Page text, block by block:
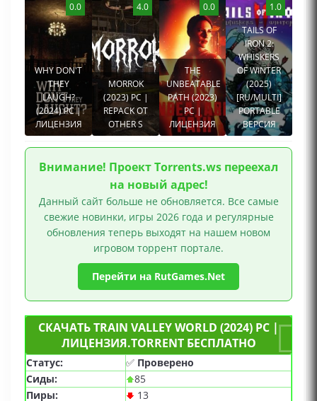
0.0
WHY DON'T
THEY
LAUGH?
(2024) PC |
ЛИЦЕНЗИЯ
4.0
MORROK
(2023) PC |
REPACK ОТ
OTHER S
0.0
THE
UNBEATABLE
PATH (2023)
PC |
ЛИЦЕНЗИЯ
1.0
TAILS OF
IRON 2:
WHISKERS
OF WINTER
(2025)
[RU/MULTI]
PORTABLE
ВЕРСИЯ
Внимание! Проект Torrents.ws переехал
на новый адрес!
Данный сайт больше не обновляется. Все самые
свежие новинки, игры 2026 года и регулярные
обновления теперь выходят на нашем новом
игровом торрент портале.
Перейти на RutGames.Net
СКАЧАТЬ TRAIN VALLEY WORLD (2024) PC |
ЛИЦЕНЗИЯ.TORRENT БЕСПЛАТНО
Статус: ✅ Проверено
Сиды:
85
Пиры:
13